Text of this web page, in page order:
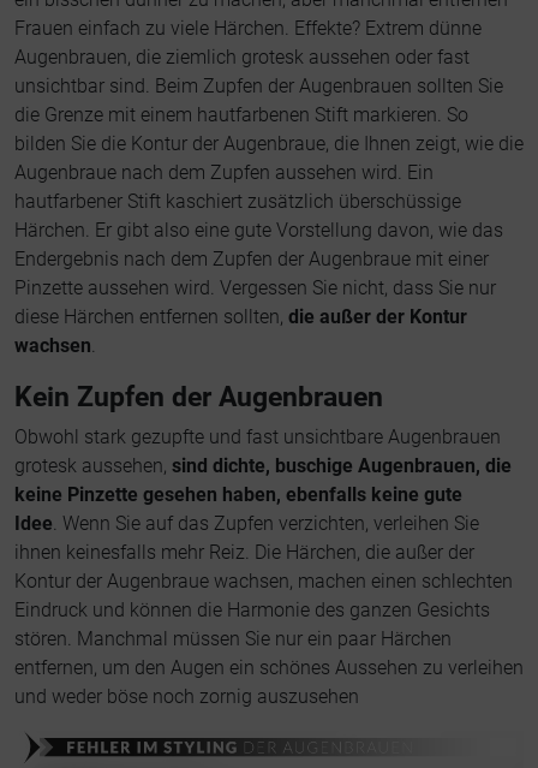
Frauen einfach zu viele Härchen. Effekte? Extrem dünne
Augenbrauen, die ziemlich grotesk aussehen oder fast
unsichtbar sind. Beim Zupfen der Augenbrauen sollten Sie
die Grenze mit einem hautfarbenen Stift markieren. So
bilden Sie die Kontur der Augenbraue, die Ihnen zeigt, wie die
Augenbraue nach dem Zupfen aussehen wird. Ein
hautfarbener Stift kaschiert zusätzlich überschüssige
Härchen. Er gibt also eine gute Vorstellung davon, wie das
Endergebnis nach dem Zupfen der Augenbraue mit einer
Pinzette aussehen wird. Vergessen Sie nicht, dass Sie nur
diese Härchen entfernen sollten, die außer der Kontur
wachsen.
Kein Zupfen der Augenbrauen
Obwohl stark gezupfte und fast unsichtbare Augenbrauen
grotesk aussehen, sind dichte, buschige Augenbrauen, die
keine Pinzette gesehen haben, ebenfalls keine gute
Idee. Wenn Sie auf das Zupfen verzichten, verleihen Sie
ihnen keinesfalls mehr Reiz. Die Härchen, die außer der
Kontur der Augenbraue wachsen, machen einen schlechten
Eindruck und können die Harmonie des ganzen Gesichts
stören. Manchmal müssen Sie nur ein paar Härchen
entfernen, um den Augen ein schönes Aussehen zu verleihen
und weder böse noch zornig auszusehen